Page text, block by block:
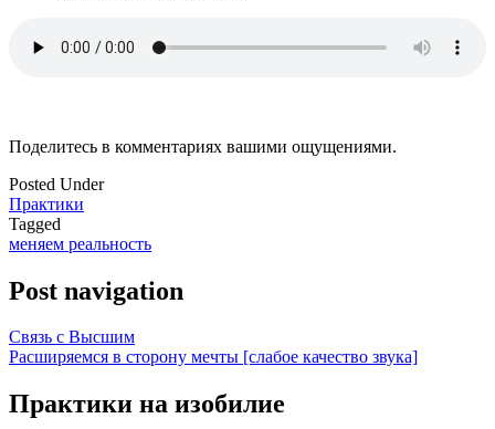
Поделитесь в комментариях вашими ощущениями.
Posted Under
Практики
Tagged
меняем реальность
Post navigation
Связь с Высшим
Расширяемся в сторону мечты [слабое качество звука]
Практики на изобилие